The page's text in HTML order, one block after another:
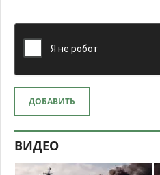
ДОБАВИТЬ
ВИДЕО